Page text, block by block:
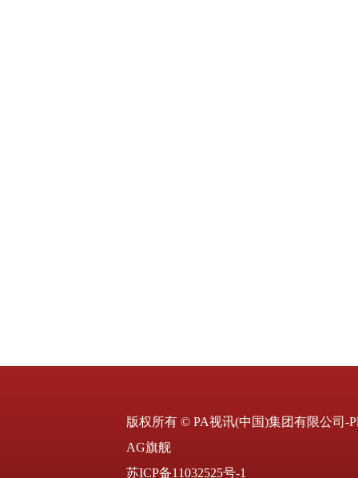
版权所有 © PA视讯(中国)集团有限公司-
AG旗舰
苏ICP备11032525号-1